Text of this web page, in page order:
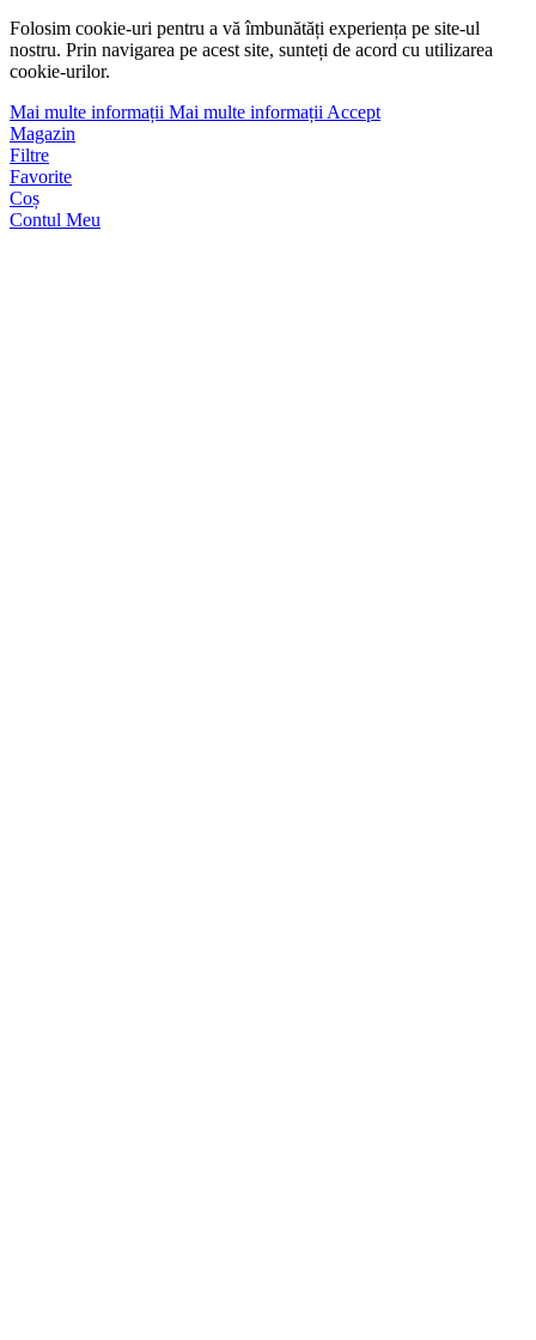
Folosim cookie-uri pentru a vă îmbunătăți experiența pe site-ul
nostru. Prin navigarea pe acest site, sunteți de acord cu utilizarea
cookie-urilor.
Mai multe informații Mai multe informații Accept
Magazin
Filtre
Favorite
Coș
Contul Meu